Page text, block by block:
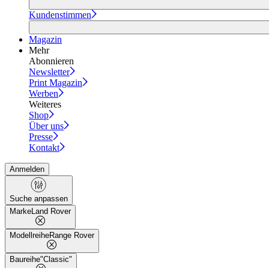
Kundenstimmen
Magazin
Mehr
Abonnieren
Newsletter
Print Magazin
Werben
Weiteres
Shop
Über uns
Presse
Kontakt
Anmelden
Suche anpassen
MarkeLand Rover
ModellreiheRange Rover
Baureihe"Classic"